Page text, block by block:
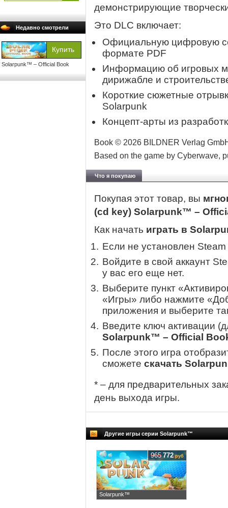
Недавно смотрели
Solarpunk™ – Official Book
демонстрирующие
Это DLC включает:
Официальную цифровую
формате PDF
Информацию об игровых
дирижабле и
Короткие сюжетные
Solarpunk
Концепт-арты из
Book © 2026 BILDNER Verlag
Based on the game by Cyberwave,
Что я покупаю
Покупая этот товар, вы
(cd key) Solarpunk™ –
Как начать играть в
Если не установлен
Войдите в свой аккаунт
у вас его еще нет.
Выберите пункт
«Игры» либо нажмите
приложения и выберите
Введите ключ активации
Solarpunk™ – Official
После этого игра
сможете скачать
* – для предварительных
день выхода игры.
Другие игры серии Solarpunk™
Solarpunk™
965 772руб